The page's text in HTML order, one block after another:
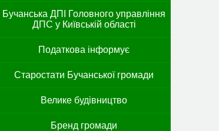
Бучанська ДПІ Головного управління
ДПС у Київській області
Податкова інформує
Старостати Бучанської громади
Велике будівництво
Бренд громади